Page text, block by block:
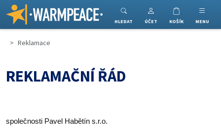
Warmpeace
HLEDAT ÚČET KOŠÍK MENU
Reklamace
REKLAMAČNÍ ŘÁD
společnosti Pavel Habětín s.r.o.